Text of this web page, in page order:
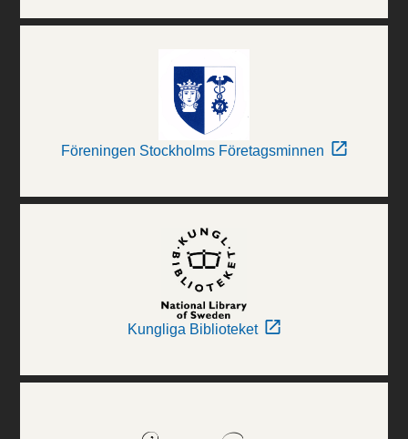
Föreningen Stockholms Företagsminnen
Kungliga Biblioteket